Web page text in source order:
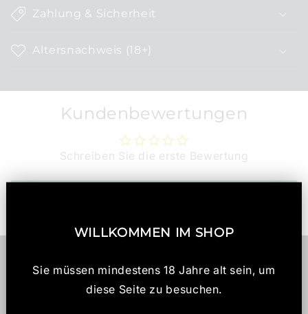
k
l
a
p
Zahlung & Sicherheit
Altersnachweis (18+)
Kundenbewertungen
Schreiben Sie die erste Bewertung
Informationen
WILLKOMMEN IM SHOP
Sie müssen mindestens 18 Jahre alt sein, um
diese Seite zu besuchen.